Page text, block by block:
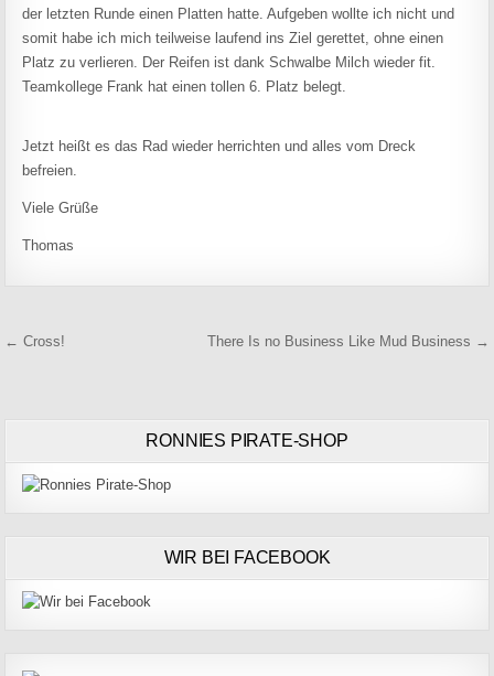
der letzten Runde einen Platten hatte. Aufgeben wollte ich nicht und
somit habe ich mich teilweise laufend ins Ziel gerettet, ohne einen
Platz zu verlieren. Der Reifen ist dank Schwalbe Milch wieder fit.
Teamkollege Frank hat einen tollen 6. Platz belegt.
Jetzt heißt es das Rad wieder herrichten und alles vom Dreck
befreien.
Viele Grüße
Thomas
Beitragsnavigation
← Cross! There Is no Business Like Mud Business →
RONNIES PIRATE-SHOP
WIR BEI FACEBOOK